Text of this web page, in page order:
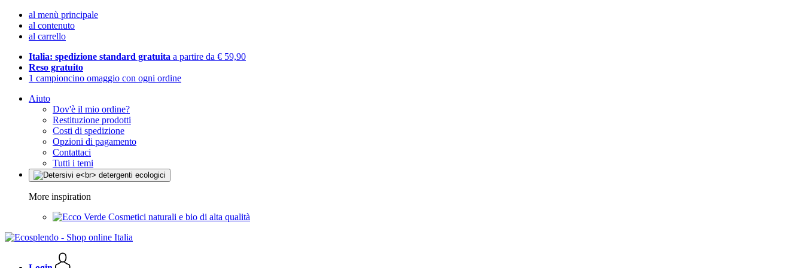
al menù principale
al contenuto
al carrello
Italia: spedizione standard gratuita a partire da € 59,90
Reso gratuito
1 campioncino omaggio con ogni ordine
Aiuto
Dov'è il mio ordine?
Restituzione prodotti
Costi di spedizione
Opzioni di pagamento
Contattaci
Tutti i temi
More inspiration
Cosmetici naturali e bio di alta qualità